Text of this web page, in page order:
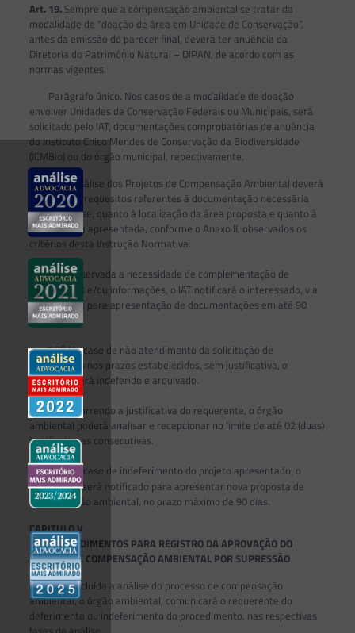
Art. 19. Sempre que a compensação ambiental se tratar da
modalidade de “doação de área em Unidade de Conservação”,
antes da emissão do parecer final, deverá ter anuência da
Diretoria do Patrimônio Natural – DIPAN, de acordo com as
normas vigentes.
Parágrafo único. Nos casos de a modalidade de doação
envolver Unidades de Conservação Federais ou Municipais, será
solicitado pelo IAT, documentações comprobatórias de anuência
do Instituto Chico Mendes de Conservação da Biodiversidade
(ICMBio) ou do órgão municipal, repectivamente.
Art. 20.A análise dos Projetos de Compensação Ambiental deverá
observar os requesitos referentes à documentação necessária
para a análise, quanto à localização da área proposta e quanto à
metodologia apresentada, conforme o Anexo II, observados os
critérios desta Instrução Normativa.
§ 1oObservada a necessidade de complementação de
documentos e/ou informações, o IAT notificará o interessado, via
e-protocolo, para apresentação de documentações em até 90
dias.
§ 2oNo caso de não atendimento da solicitação de
documentos nos prazos estabelecidos, sem justificativa, o
protocolo será indeferido e arquivado.
§ 3oOcorrendo a justificativa do requerente, o órgão
ambiental poderá analisar e recepcionar no limite de até 02 (duas)
justificativaas consecutivas.
§ 4oNo caso de indeferimento do projeto apresentado, o
requerente será notificado para apresentar nova proposta de
compensação ambiental, no prazo máximo de 90 dias.
CAPITULO V
DOS PROCEDIMENTOS PARA REGISTRO DA APROVAÇÃO DO
PROJETO DE COMPENSAÇÃO AMBIENTAL POR SUPRESSÃO
Art. 21.Concluída a análise do processo de compensação
ambiental, o órgão ambiental, comunicará o requerente do
deferimento ou indeferimento do procedimento, nas respectivas